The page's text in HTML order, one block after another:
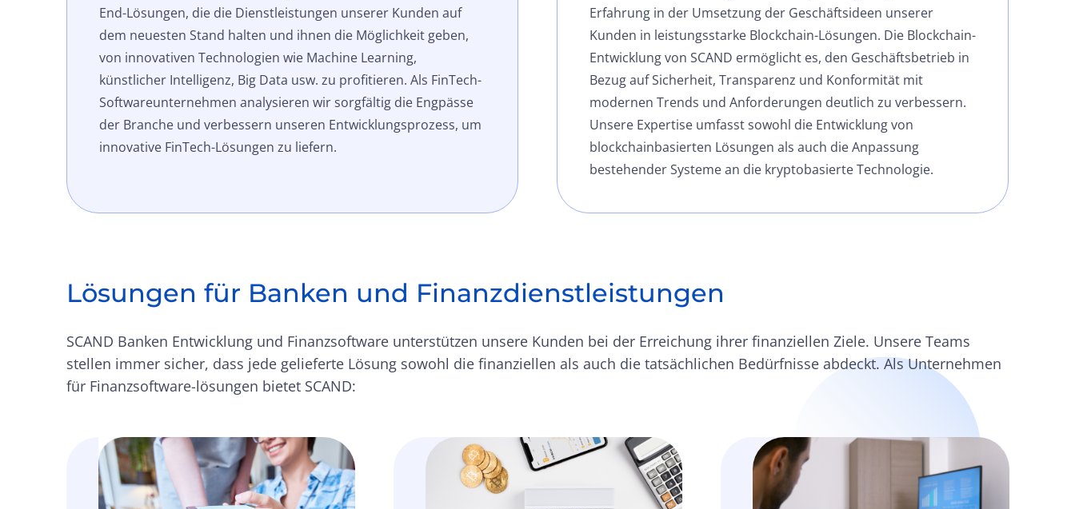
End-Lösungen, die die Dienstleistungen unserer Kunden auf
dem neuesten Stand halten und ihnen die Möglichkeit geben,
von innovativen Technologien wie Machine Learning,
künstlicher Intelligenz, Big Data usw. zu profitieren. Als FinTech-
Softwareunternehmen analysieren wir sorgfältig die Engpässe
der Branche und verbessern unseren Entwicklungsprozess, um
innovative FinTech-Lösungen zu liefern.
Erfahrung in der Umsetzung der Geschäftsideen unserer
Kunden in leistungsstarke Blockchain-Lösungen. Die Blockchain-
Entwicklung von SCAND ermöglicht es, den Geschäftsbetrieb in
Bezug auf Sicherheit, Transparenz und Konformität mit
modernen Trends und Anforderungen deutlich zu verbessern.
Unsere Expertise umfasst sowohl die Entwicklung von
blockchainbasierten Lösungen als auch die Anpassung
bestehender Systeme an die kryptobasierte Technologie.
Lösungen für Banken und Finanzdienstleistungen
SCAND Banken Entwicklung und Finanzsoftware unterstützen unsere Kunden bei der Erreichung ihrer finanziellen Ziele. Unsere Teams
stellen immer sicher, dass jede gelieferte Lösung sowohl die finanziellen als auch die tatsächlichen Bedürfnisse abdeckt. Als Unternehmen
für Finanzsoftware-lösungen bietet SCAND: